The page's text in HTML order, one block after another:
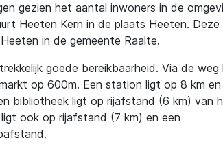
gezien het aantal inwoners in de
Heeten Kern in de plaats Heeten. Deze
in de gemeente Raalte.
goede bereikbaarheid. Via de weg
op 600m. Een station ligt op 8 km en
bibliotheek ligt op rijafstand (6 km) van
ook op rijafstand (7 km) en een